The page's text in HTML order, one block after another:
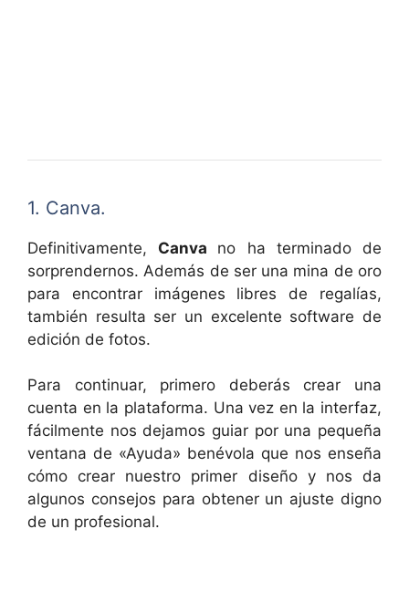
1. Canva.
Definitivamente, Canva no ha terminado de
sorprendernos. Además de ser una mina de oro
para encontrar imágenes libres de regalías,
también resulta ser un excelente software de
edición de fotos.
Para continuar, primero deberás crear una
cuenta en la plataforma. Una vez en la interfaz,
fácilmente nos dejamos guiar por una pequeña
ventana de «Ayuda» benévola que nos enseña
cómo crear nuestro primer diseño y nos da
algunos consejos para obtener un ajuste digno
de un profesional.